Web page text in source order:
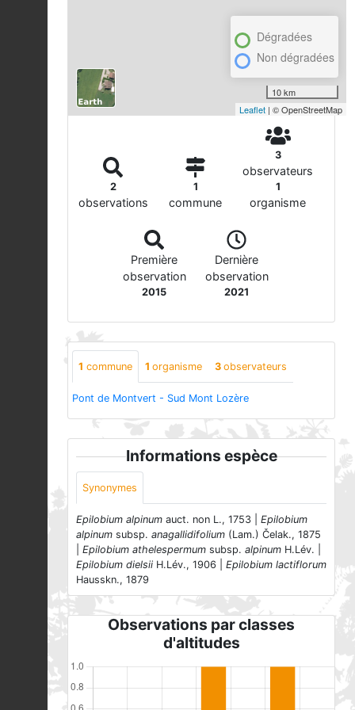
Dégradées
Non dégradées
10 km
Leaflet | © OpenStreetMap
2
observations
1
commune
3
observateurs
1
organisme
Première
observation
2015
Dernière
observation
2021
1 commune 1 organisme 3 observateurs
Pont de Montvert - Sud Mont Lozère
Informations espèce
Synonymes
Epilobium alpinum auct. non L., 1753 | Epilobium
alpinum subsp. anagallidifolium (Lam.) Čelak., 1875
Epilobium athelespermum subsp. alpinum H.Lév. |
Epilobium dielsii H.Lév., 1906 | Epilobium lactiflorum
Hausskn., 1879
Observations par classes
d'altitudes